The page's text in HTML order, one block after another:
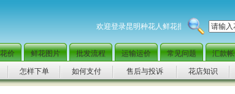
欢迎登录昆明种花人鲜花批发网，全国范围
价 鲜花图片 批发流程 运输运价 常见问题 汇款
怎样下单 如何支付 售后与投诉 花店知识